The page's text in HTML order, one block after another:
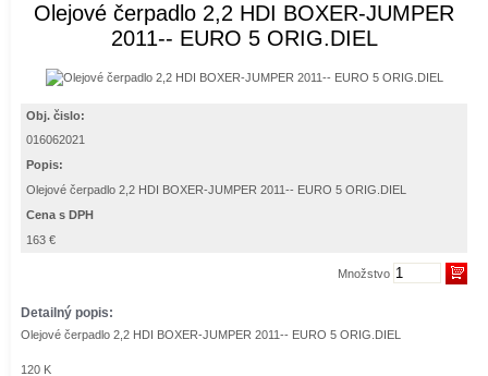
Olejové čerpadlo 2,2 HDI BOXER-JUMPER
2011-- EURO 5 ORIG.DIEL
Obj. čislo:
016062021
Popis:
Olejové čerpadlo 2,2 HDI BOXER-JUMPER 2011-- EURO 5 ORIG.DIEL
Cena s DPH
163 €
Množstvo
Detailný popis:
Olejové čerpadlo 2,2 HDI BOXER-JUMPER 2011-- EURO 5 ORIG.DIEL
120 K